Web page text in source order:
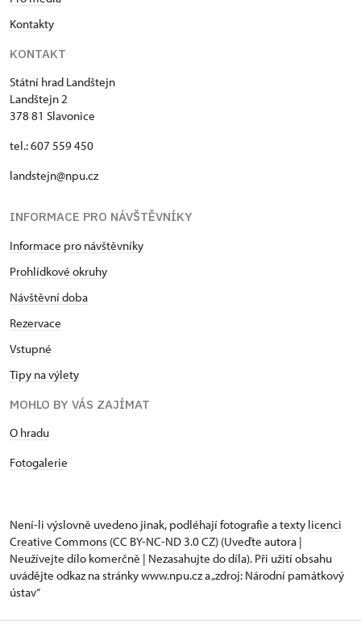
Kontakty
KONTAKT
Státní hrad Landštejn
Landštejn 2
378 81 Slavonice
tel.: 607 559 450
landstejn@npu.cz
INFORMACE PRO NÁVŠTĚVNÍKY
Informace pro návštěvníky
Prohlídkové okruhy
Návštěvní doba
Rezervace
Vstupné
Tipy na výlety
MOHLO BY VÁS ZAJÍMAT
O hradu
Fotogalerie
Není-li výslovně uvedeno jinak, podléhají fotografie a texty licenci
Creative Commons (CC BY-NC-ND 3.0 CZ) (Uveďte autora |
Neužívejte dílo komerčně | Nezasahujte do díla). Při užití obsahu
uvádějte odkaz na stránky www.npu.cz a „zdroj: Národní památkový
ústav“